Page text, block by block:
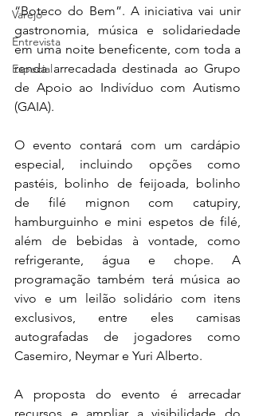
Varejo
Entrevista
Especial
“Boteco do Bem”. A iniciativa vai unir
gastronomia, música e solidariedade
em uma noite beneficente, com toda a
renda arrecadada destinada ao Grupo
de Apoio ao Indivíduo com Autismo
(GAIA).
O evento contará com um cardápio
especial, incluindo opções como
pastéis, bolinho de feijoada, bolinho
de filé mignon com catupiry,
hamburguinho e mini espetos de filé,
além de bebidas à vontade, como
refrigerante, água e chope. A
programação também terá música ao
vivo e um leilão solidário com itens
exclusivos, entre eles camisas
autografadas de jogadores como
Casemiro, Neymar e Yuri Alberto.
A proposta do evento é arrecadar